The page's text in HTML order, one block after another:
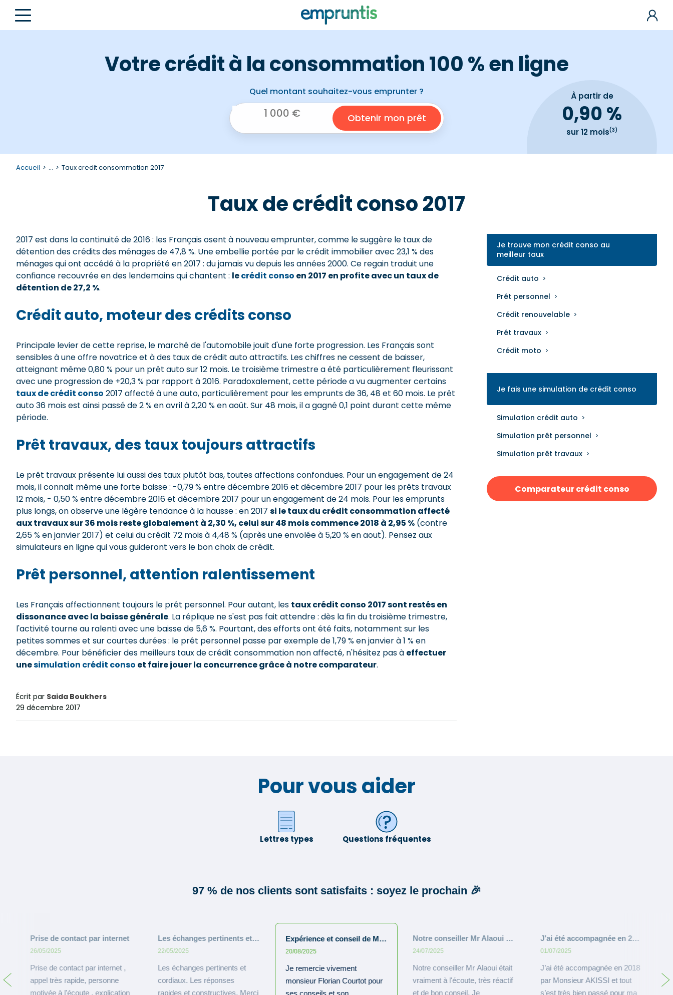
Votre crédit à la consommation 100 % en ligne
Quel montant souhaitez-vous emprunter ? À partir de
0,90 %
sur 12 mois(3)
Accueil ... Taux credit consommation 2017
Taux de crédit conso 2017
2017 est dans la continuité de 2016 : les Français osent à nouveau emprunter, comme le suggère le taux de
détention des crédits des ménages de 47,8 %. Une embellie portée par le crédit immobilier avec 23,1 % des
ménages qui ont accédé à la propriété en 2017 : du jamais vu depuis les années 2000. Ce regain traduit une
confiance recouvrée en des lendemains qui chantent : lecrédit conso en 2017 en profite avec un taux de
détention de 27,2 %.
Crédit auto, moteur des crédits conso
Principale levier de cette reprise, le marché de l'automobile jouit d'une forte progression. Les Français sont
sensibles à une offre novatrice et à des taux de crédit auto attractifs. Les chiffres ne cessent de baisser,
atteignant même 0,80 % pour un prêt auto sur 12 mois. Le troisième trimestre a été particulièrement fleurissant
avec une progression de +20,3 % par rapport à 2016. Paradoxalement, cette période a vu augmenter certains
taux de crédit conso 2017 affecté à une auto, particulièrement pour les emprunts de 36, 48 et 60 mois. Le prêt
auto 36 mois est ainsi passé de 2 % en avril à 2,20 % en août. Sur 48 mois, il a gagné 0,1 point durant cette même
période.
Prêt travaux, des taux toujours attractifs
Le prêt travaux présente lui aussi des taux plutôt bas, toutes affections confondues. Pour un engagement de 24
mois, il connait même une forte baisse : -0,79 % entre décembre 2016 et décembre 2017 pour les prêts travaux
12 mois, - 0,50 % entre décembre 2016 et décembre 2017 pour un engagement de 24 mois. Pour les emprunts
plus longs, on observe une légère tendance à la hausse : en 2017 si le taux du crédit consommation affecté
aux travaux sur 36 mois reste globalement à 2,30 %, celui sur 48 mois commence 2018 à 2,95 % (contre
2,65 % en janvier 2017) et celui du crédit 72 mois à 4,48 % (après une envolée à 5,20 % en aout). Pensez aux
simulateurs en ligne qui vous guideront vers le bon choix de crédit.
Prêt personnel, attention ralentissement
Les Français affectionnent toujours le prêt personnel. Pour autant, les taux crédit conso 2017 sont restés en
dissonance avec la baisse générale. La réplique ne s'est pas fait attendre : dès la fin du troisième trimestre,
l'activité tourne au ralenti avec une baisse de 5,6 %. Pourtant, des efforts ont été faits, notamment sur les
petites sommes et sur courtes durées : le prêt personnel passe par exemple de 1,79 % en janvier à 1 % en
décembre. Pour bénéficier des meilleurs taux de crédit consommation non affecté, n'hésitez pas à effectuer
unesimulation crédit conso et faire jouer la concurrence grâce à notre comparateur.
Écrit par Saida Boukhers
29 décembre 2017
Je trouve mon crédit conso au
meilleur taux
Crédit auto
Prêt personnel
Crédit renouvelable
Prêt travaux
Crédit moto
Je fais une simulation de crédit conso
Simulation crédit auto
Simulation prêt personnel
Simulation prêt travaux
Comparateur crédit conso
Pour vous aider
Lettres types Questions fréquentes